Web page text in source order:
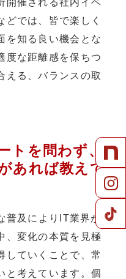
開催される社内イベ
どでは、皆で楽しく
を知る良い機会とな
度な距離感を保ちつ
える、バランスの取
トを問わず、
あれば教えて
及によりIT業界が
、変化の本質を見極
していくことで、常
と考えています。個